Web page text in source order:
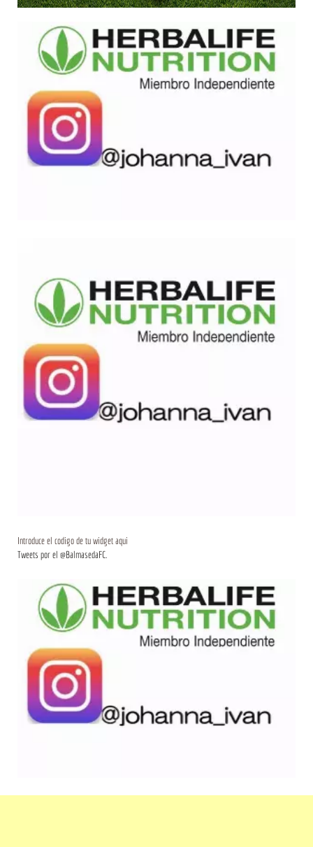
Introduce el codigo de tu widget aqui
Tweets por el @BalmasedaFC.